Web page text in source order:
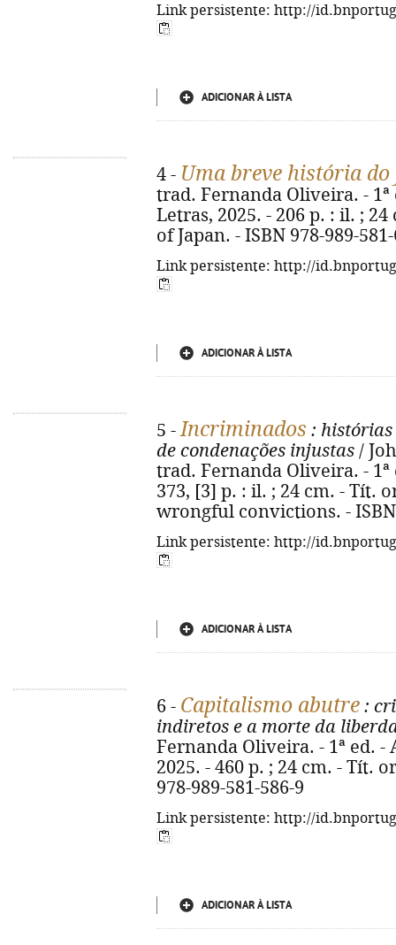
Link persistente: http://
ADICIONAR À LISTA
4 - Uma breve história do
trad. Fernanda Oliveira. - 1ª
Letras, 2025. - 206 p. : il. ;
of Japan. - ISBN 978-989-
Link persistente: http://
ADICIONAR À LISTA
5 -Incriminados :
de condenações injustas /
trad. Fernanda Oliveira. - 1ª
373, [3] p. : il. ; 24 cm. - Tít.
wrongful convictions. - ISBN
Link persistente: http://
ADICIONAR À LISTA
6 - Capitalismo abutre :
indiretos e a morte da
Fernanda Oliveira. - 1ª ed. -
2025. - 460 p. ; 24 cm. - Tít.
978-989-581-586-9
Link persistente: http://
ADICIONAR À LISTA